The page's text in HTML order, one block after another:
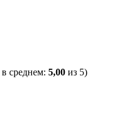
в среднем: 5,00 из 5)